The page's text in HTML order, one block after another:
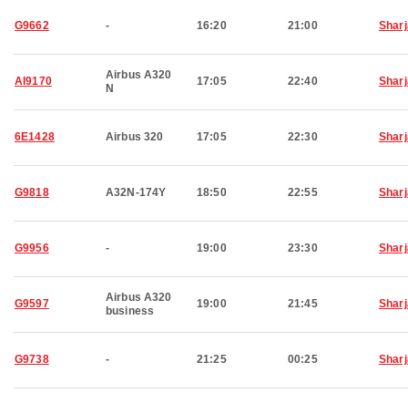
G9662 - 16:20 21:00
AI9170
Airbus A320
N
17:05 22:40
6E1428 Airbus 320 17:05 22:30
G9818 A32N-174Y 18:50 22:55
G9956 - 19:00 23:30
G9597
Airbus A320
business
19:00 21:45
G9738 - 21:25 00:25